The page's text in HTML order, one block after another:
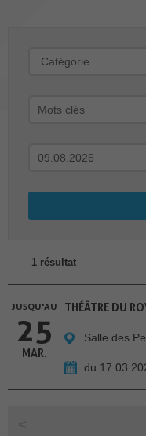
1 résultat
JUSQU'AU
25
MAR.
THÉÂTRE DU
Salle des
du